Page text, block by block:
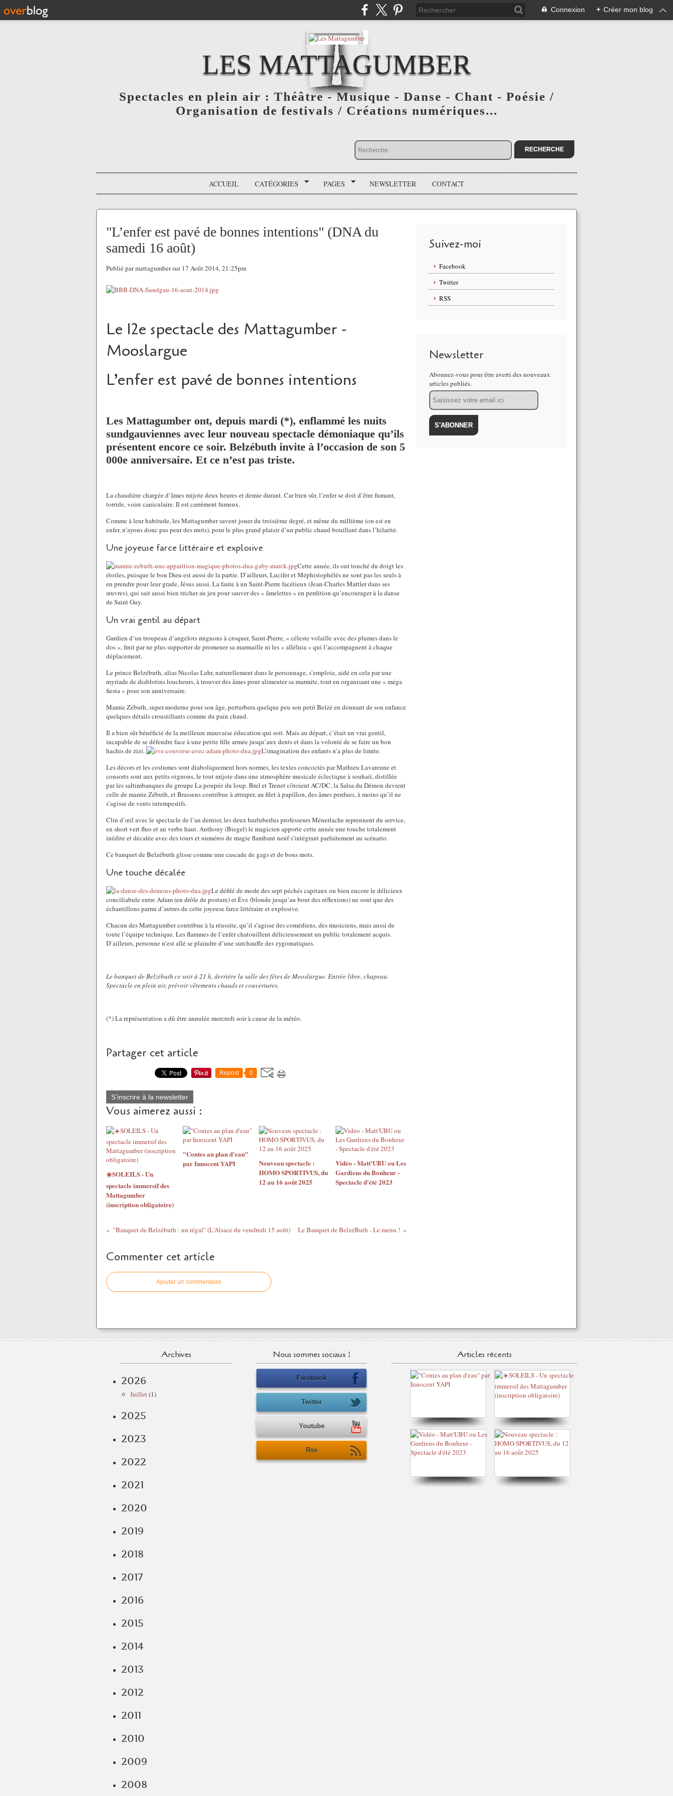
Connexion + Créer mon blog
LES MATTAGUMBER
Spectacles en plein air : Théâtre - Musique - Danse - Chant - Poésie /
Organisation de festivals / Créations numériques...
ACCUEIL CATÉGORIES PAGES NEWSLETTER CONTACT
"L’enfer est pavé de bonnes intentions" (DNA du
samedi 16 août)
Publié par mattagumber sur 17 Août 2014, 21:25pm
Le 12e spectacle des Mattagumber -
Mooslargue
L’enfer est pavé de bonnes intentions
Les Mattagumber ont, depuis mardi (*), enflammé les nuits
sundgauviennes avec leur nouveau spectacle démoniaque qu’ils
présentent encore ce soir. Belzébuth invite à l’occasion de son 5
000e anniversaire. Et ce n’est pas triste.
La chaudière chargée d’âmes mijote deux heures et demie durant. Car bien sûr, l’enfer se doit d’être fumant,
torride, voire caniculaire. Il est carrément fumeux.
Comme à leur habitude, les Mattagumber savent jouer du troisième degré, et même du millième (on est en
enfer, n’ayons donc pas peur des mots), pour le plus grand plaisir d’un public chaud bouillant dans l’hilarité.
Une joyeuse farce littéraire et explosive
Cette année, ils ont touché du doigt les
étoiles, puisque le bon Dieu est aussi de la partie. D’ailleurs, Lucifer et Méphistophélès ne sont pas les seuls à
en prendre pour leur grade, Jésus aussi. La faute à un Saint-Pierre facétieux (Jean-Charles Mattler dans ses
œuvres), qui sait aussi bien tricher au jeu pour sauver des « âmelettes » en perdition qu’encourager à la danse
de Saint Guy.
Un vrai gentil au départ
Gardien d’un troupeau d’angelots mignons à croquer, Saint-Pierre, « céleste volaille avec des plumes dans le
dos », finit par ne plus supporter de promener sa marmaille ni les « alléluia » qui l’accompagnent à chaque
déplacement.
Le prince Belzébuth, alias Nicolas Lehr, naturellement dans le personnage, s’emploie, aidé en cela par une
myriade de diablotins loucheurs, à trouver des âmes pour alimenter sa marmite, tout en organisant une « méga
fiesta » pour son anniversaire.
Mamie Zébuth, super-moderne pour son âge, perturbera quelque peu son petit Belzé en donnant de son enfance
quelques détails croustillants comme du pain chaud.
Il a bien sûr bénéficié de la meilleure mauvaise éducation qui soit. Mais au départ, c’était un vrai gentil,
incapable de se défendre face à une petite fille armée jusqu’aux dents et dans la volonté de se faire un bon
hachis de zizi.
L’imagination des enfants n’a plus de limite.
Les décors et les costumes sont diaboliquement hors normes, les textes concoctés par Mathieu Lavarenne et
consorts sont aux petits oignons, le tout mijote dans une atmosphère musicale éclectique à souhait, distillée
par les saltimbanques du groupe La poupée du loup. Brel et Trenet côtoient AC/DC, la Salsa du Démon devient
celle de mamie Zébuth, et Brassens contribue à attraper, au filet à papillon, des âmes perdues, à moins qu’il ne
s’agisse de vents intempestifs.
Clin d’œil avec le spectacle de l’an dernier, les deux hurluberlus professeurs Ménerlache reprennent du service,
en short vert fluo et au verbe haut. Anthony (Biegel) le magicien apporte cette année une touche totalement
inédite et décalée avec des tours et numéros de magie flambant neuf s’intégrant parfaitement au scénario.
Ce banquet de Belzébuth glisse comme une cascade de gags et de bons mots.
Une touche décalée
Le défilé de mode des sept péchés capitaux ou bien encore le délicieux
conciliabule entre Adam (en drôle de posture) et Ève (blonde jusqu’au bout des réflexions) ne sont que des
échantillons parmi d’autres de cette joyeuse farce littéraire et explosive.
Chacun des Mattagumber contribue à la réussite, qu’il s’agisse des comédiens, des musiciens, mais aussi de
toute l’équipe technique. Les flammes de l’enfer chatouillent délicieusement un public totalement acquis.
D’ailleurs, personne n’est allé se plaindre d’une surchauffe des zygomatiques.
Le banquet de Belzébuth ce soir à 21 h, derrière la salle des fêtes de Mooslargue. Entrée libre, chapeau.
Spectacle en plein air, prévoir vêtements chauds et couvertures.
(*) La représentation a dû être annulée mercredi soir à cause de la météo.
Partager cet article
Repost 0
S'inscrire à la newsletter
Vous aimerez aussi :
☀️SOLEILS - Un
spectacle immersif des
Mattagumber
(inscription obligatoire)
"Contes au plan d'eau"
par Innocent YAPI
Nouveau spectacle :
HOMO SPORTIVUS, du
12 au 16 août 2025
Vidéo - Matt'UBU ou Les
Gardiens du Bonheur -
Spectacle d'été 2023
"Banquet de Belzébuth : un régal" (L'Alsace du vendredi 15 août) Le Banquet de BelzéButh - Le menu !
Commenter cet article
Ajouter un commentaire
Suivez-moi
Facebook
Twitter
RSS
Newsletter
Abonnez-vous pour être averti des nouveaux
articles publiés.
Email
Archives
2026
Juillet(1)
2025
2023
2022
2021
2020
2019
2018
2017
2016
2015
2014
2013
2012
2011
2010
2009
2008
Nous sommes sociaux !
Facebook
Twitter
Youtube
Rss
Articles récents